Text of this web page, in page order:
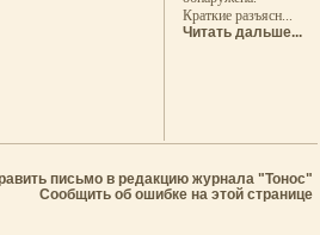
Краткие разъясн...
Читать дальше...
письмо в редакцию журнала "Тонос"
Сообщить об ошибке на этой странице